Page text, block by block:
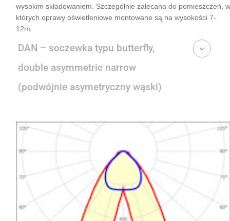
wysokim składowaniem. Szczególnie zalecana do pomieszczeń, w
których oprawy oświetleniowe montowane są na wysokości 7-
12m.
DAN – soczewka typu butterfly,
double asymmetric narrow
(podwójnie asymetryczny wąski)